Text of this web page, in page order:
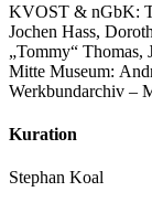
KVOST & nGbK:
Jochen Hass,
„Tommy“ Thomas,
Mitte Museum:
Werkbundarchiv –
Kuration
Stephan Koal